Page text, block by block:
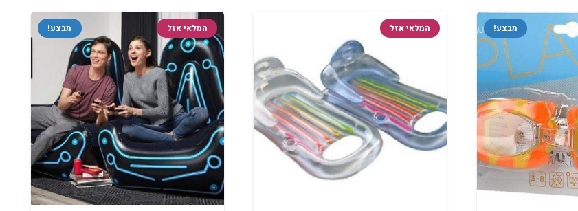
מבצע! המלאי אזל מבצע! המלאי אזל